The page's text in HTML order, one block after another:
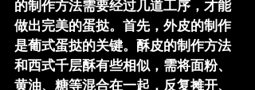
的制作方法需要经过几道工序，才能
做出完美的蛋挞。首先，外皮的制作
是葡式蛋挞的关键。酥皮的制作方法
和西式千层酥有些相似，需将面粉、
黄油、糖等混合在一起，反复摊开、